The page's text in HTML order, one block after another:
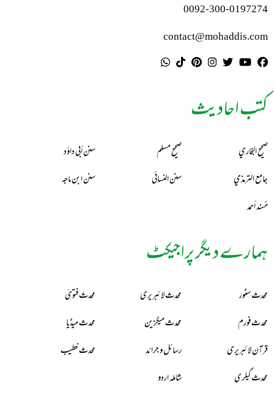
0092-300-0197274
contact@mohaddis.com
کتب احادیث
صحيح البخاري صحيح مسلم
سنن أبي داؤد
جامع الترمذي
سنن النسائي
سنن ابن ماجه
مُسند أحمد
ہمارے دیگر پراجیکٹ
محدث سٹور محدث لائبریری
محدث فتویٰ
محدث فورم
محدث میگزین
محدث میڈیا
قرآن لائبریری
رسائل و جرائد
محدث خطیب
محدث گیلری
شاملہ اردو